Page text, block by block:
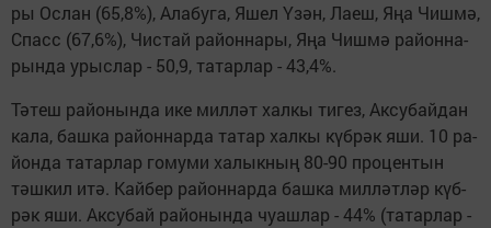
ры Ос­лан (65,8%), Ала­бу­га, Яшел Үзән, Ла­еш, Яңа Чиш­мә,
Спасс (67,6%), Чис­тай ра­йон­на­ры, Яңа Чиш­мә ра­йон­на­
рын­да урыс­лар - 50,9, та­тар­лар - 43,4%.
Тә­теш ра­йо­нын­да ике мил­ләт хал­кы ти­гез, Ак­су­бай­дан
ка­ла, баш­ка ра­йон­нар­да та­тар хал­кы күб­рәк яши. 10 ра­
йон­да та­тар­лар го­му­ми ха­лык­ның 80-90 про­цен­тын
тәш­кил итә. Кай­бер ра­йон­нар­да баш­ка мил­ләт­ләр күб­
рәк яши. Ак­су­бай ра­йо­нын­да чу­аш­лар - 44% (та­тар­лар -